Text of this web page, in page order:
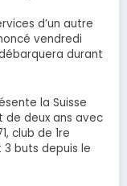
d’un autre
vendredi
durant
la Suisse
de deux ans avec
club de 1re
3 buts depuis le